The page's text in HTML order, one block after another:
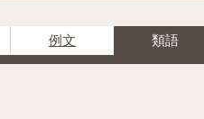
例文 類語